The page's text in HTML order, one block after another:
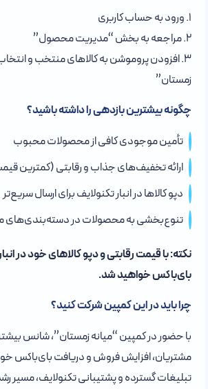
۱. ورود به حساب کاربری
۲. مراجعه به بخش “مدیریت محصول”
۳. افزودن پروموشن به کالاهای منتخب و
زمستان”
چگونه بیشترین بازدهی را داشته باشید؟
تأمین موجودی کافی از محصولات محبوب
ارائه تخفیف‌های جذاب و رقابتی (کمترین
دپو کالاها در انبار تکنولایف برای ارسال سریع‌تر
تنوع‌بخشی به محصولات در
نکته: با قیمت رقابتی و دپو کالاهای خود در
بای‌باکس خواهید شد.
چرا باید در این کمپین شرکت کنید؟
با حضور در کمپین “میانه زمستان”، شانس
مشتریان، افزایش فروش و دریافت بای‌باکس
تبلیغات گسترده و پشتیبانی تکنولایف، مسیر